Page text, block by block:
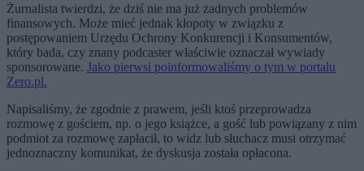
Żurnalista twierdzi, że dziś nie ma już żadnych problemów
finansowych. Może mieć jednak kłopoty w związku z
postępowaniem Urzędu Ochrony Konkurencji i Konsumentów,
który bada, czy znany podcaster właściwie oznaczał wywiady
sponsorowane. Jako pierwsi poinformowaliśmy o tym w portalu
Zero.pl.
Napisaliśmy, że zgodnie z prawem, jeśli ktoś przeprowadza
rozmowę z gościem, np. o jego książce, a gość lub powiązany z nim
podmiot za rozmowę zapłacił, to widz lub słuchacz musi otrzymać
jednoznaczny komunikat, że dyskusja została opłacona.